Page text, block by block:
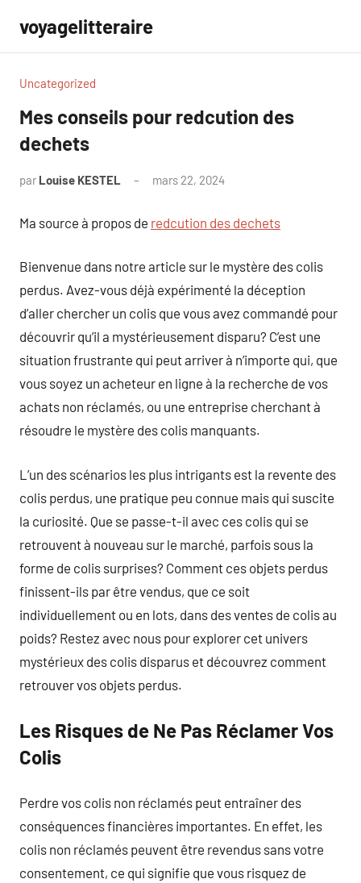
contenu
voyagelitteraire
Uncategorized
Mes conseils pour redcution des
dechets
par Louise KESTEL mars 22, 2024
Ma source à propos de redcution des dechets
Bienvenue dans notre article sur le mystère des colis
perdus. Avez-vous déjà expérimenté la déception
d’aller chercher un colis que vous avez commandé pour
découvrir qu’il a mystérieusement disparu? C’est une
situation frustrante qui peut arriver à n’importe qui, que
vous soyez un acheteur en ligne à la recherche de vos
achats non réclamés, ou une entreprise cherchant à
résoudre le mystère des colis manquants.
L’un des scénarios les plus intrigants est la revente des
colis perdus, une pratique peu connue mais qui suscite
la curiosité. Que se passe-t-il avec ces colis qui se
retrouvent à nouveau sur le marché, parfois sous la
forme de colis surprises? Comment ces objets perdus
finissent-ils par être vendus, que ce soit
individuellement ou en lots, dans des ventes de colis au
poids? Restez avec nous pour explorer cet univers
mystérieux des colis disparus et découvrez comment
retrouver vos objets perdus.
Les Risques de Ne Pas Réclamer Vos
Colis
Perdre vos colis non réclamés peut entraîner des
conséquences financières importantes. En effet, les
colis non réclamés peuvent être revendus sans votre
consentement, ce qui signifie que vous risquez de